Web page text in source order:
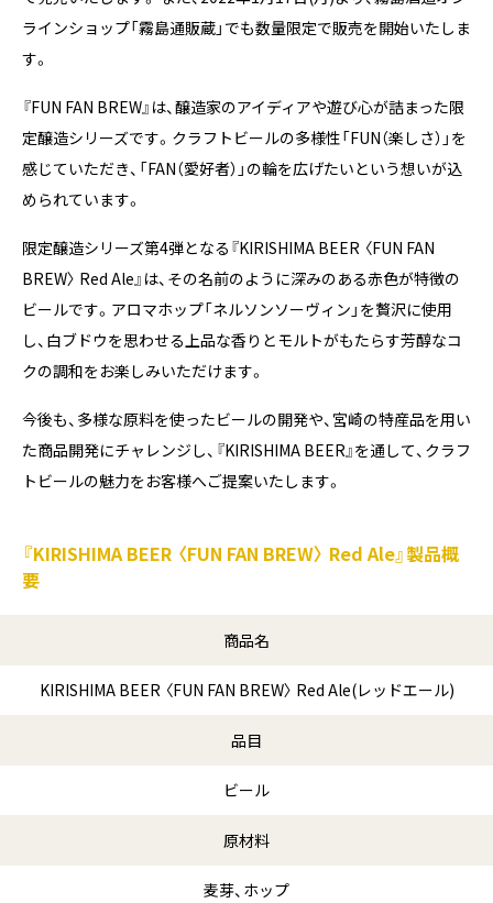
ラインショップ「霧島通販蔵」でも数量限定で販売を開始いたしま
す。
『FUN FAN BREW』は、醸造家のアイディアや遊び心が詰まった限
定醸造シリーズです。クラフトビールの多様性「FUN（楽しさ）」を
感じていただき、「FAN（愛好者）」の輪を広げたいという想いが込
められています。
限定醸造シリーズ第4弾となる『KIRISHIMA BEER 〈FUN FAN
BREW〉 Red Ale』は、その名前のように深みのある赤色が特徴の
ビールです。アロマホップ「ネルソンソーヴィン」を贅沢に使用
し、白ブドウを思わせる上品な香りとモルトがもたらす芳醇なコ
クの調和をお楽しみいただけます。
今後も、多様な原料を使ったビールの開発や、宮崎の特産品を用い
た商品開発にチャレンジし、『KIRISHIMA BEER』を通して、クラフ
トビールの魅力をお客様へご提案いたします。
『KIRISHIMA BEER 〈FUN FAN BREW〉 Red Ale』製品概
要
商品名
KIRISHIMA BEER 〈FUN FAN BREW〉 Red Ale(レッドエール)
品目
ビール
原材料
麦芽、ホップ